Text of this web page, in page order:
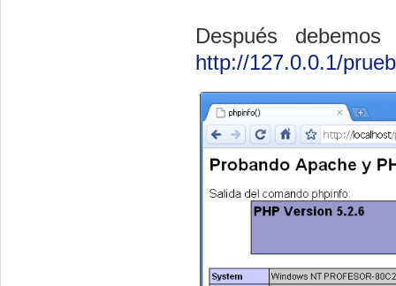
Después
http://127.0.0.1/